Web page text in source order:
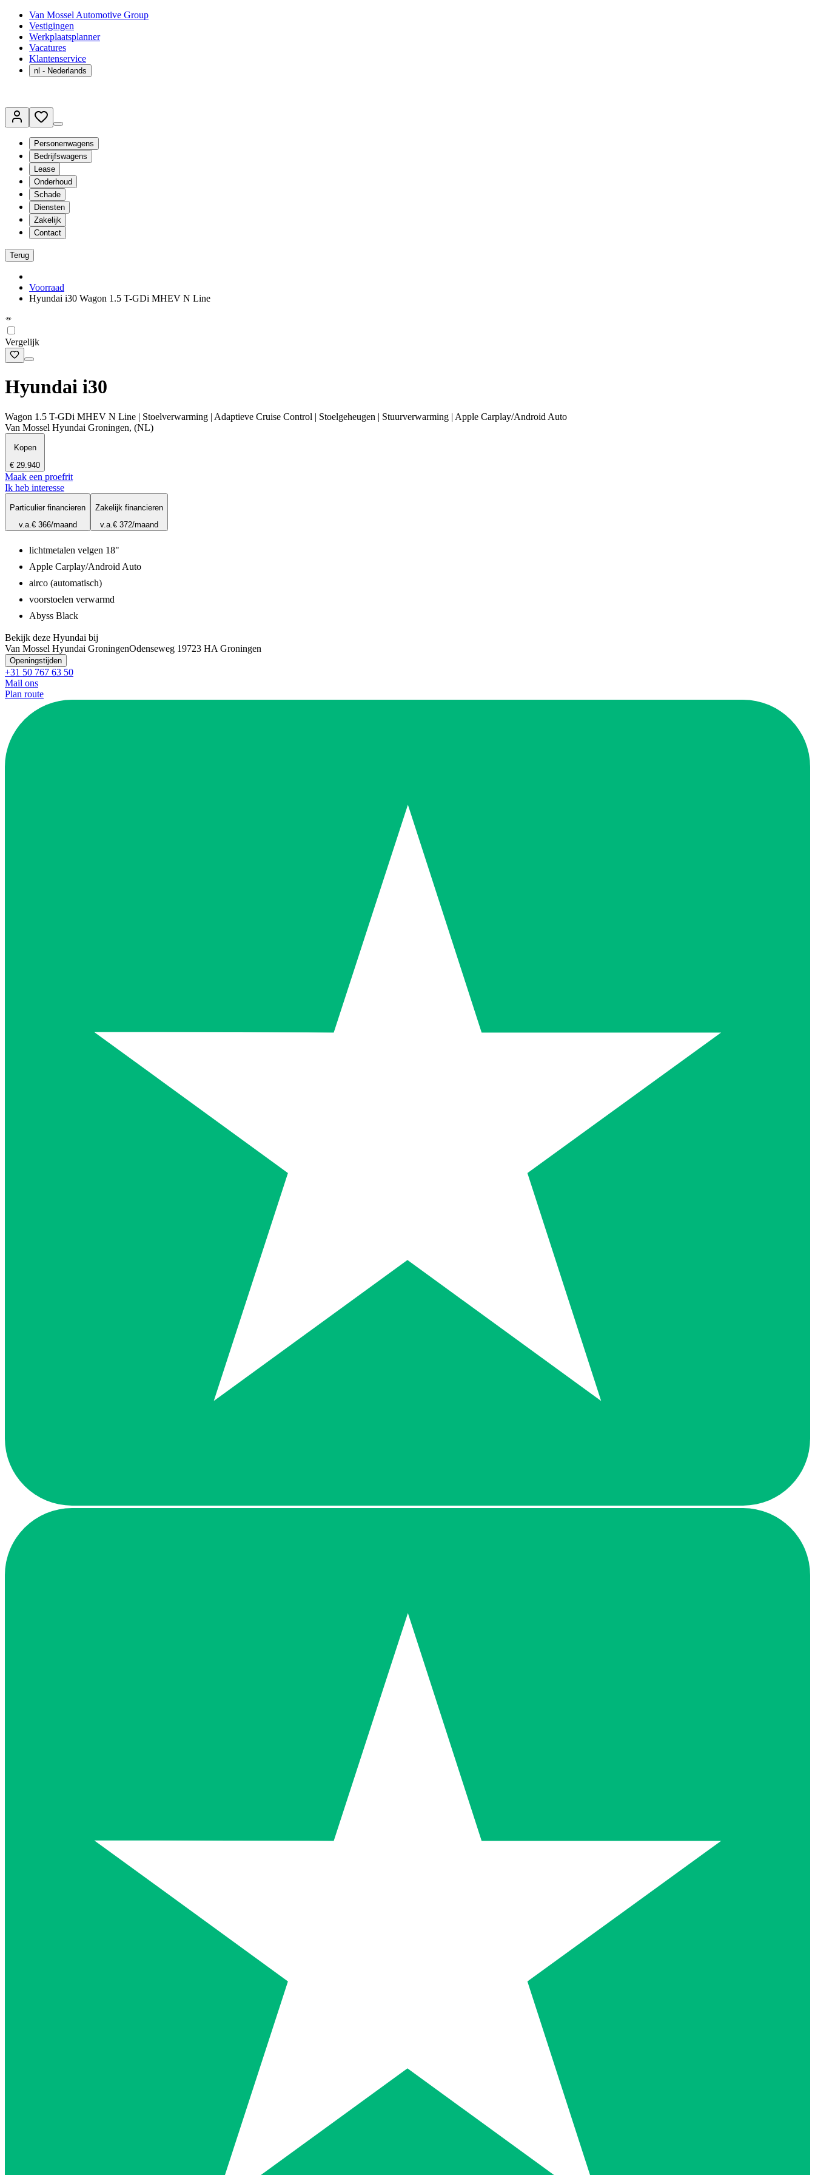
Van Mossel Automotive Group
Vestigingen
Werkplaatsplanner
Vacatures
Klantenservice
nl - Nederlands
Personenwagens
Bedrijfswagens
Lease
Onderhoud
Schade
Diensten
Zakelijk
Contact
Terug
Voorraad
Hyundai i30 Wagon 1.5 T-GDi MHEV N Line
Vergelijk
Hyundai i30
Wagon 1.5 T-GDi MHEV N Line | Stoelverwarming | Adaptieve Cruise Control | Stoelgeheugen | Stuurverwarming | Apple Carplay/Android Auto
Van Mossel Hyundai Groningen, (NL)
Kopen
€ 29.940
Maak een proefrit
Ik heb interesse
Particulier financieren
v.a.€ 366/maand
Zakelijk financieren
v.a.€ 372/maand
lichtmetalen velgen 18"
Apple Carplay/Android Auto
airco (automatisch)
voorstoelen verwarmd
Abyss Black
Bekijk deze Hyundai bij
Van Mossel Hyundai GroningenOdenseweg 19723 HA Groningen
Openingstijden
+31 50 767 63 50
Mail ons
Plan route